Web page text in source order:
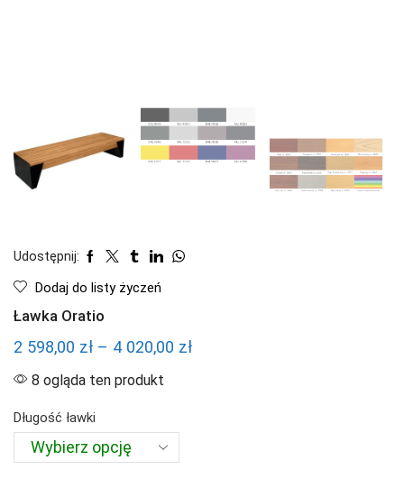
Udostępnij:
Dodaj do listy życzeń
Ławka Oratio
2 598,00 zł – 4 020,00 złZakres
8 ogląda ten produkt
Długość ławki